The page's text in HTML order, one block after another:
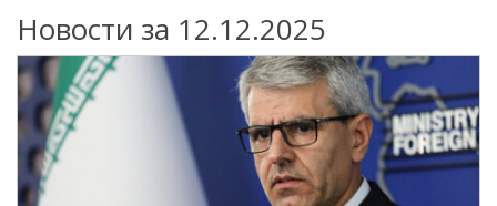
Новости за 12.12.2025